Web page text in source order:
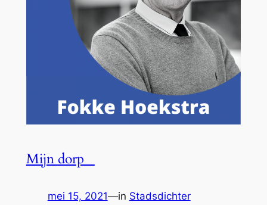
Mijn dorp
mei 15, 2021—in Stadsdichter